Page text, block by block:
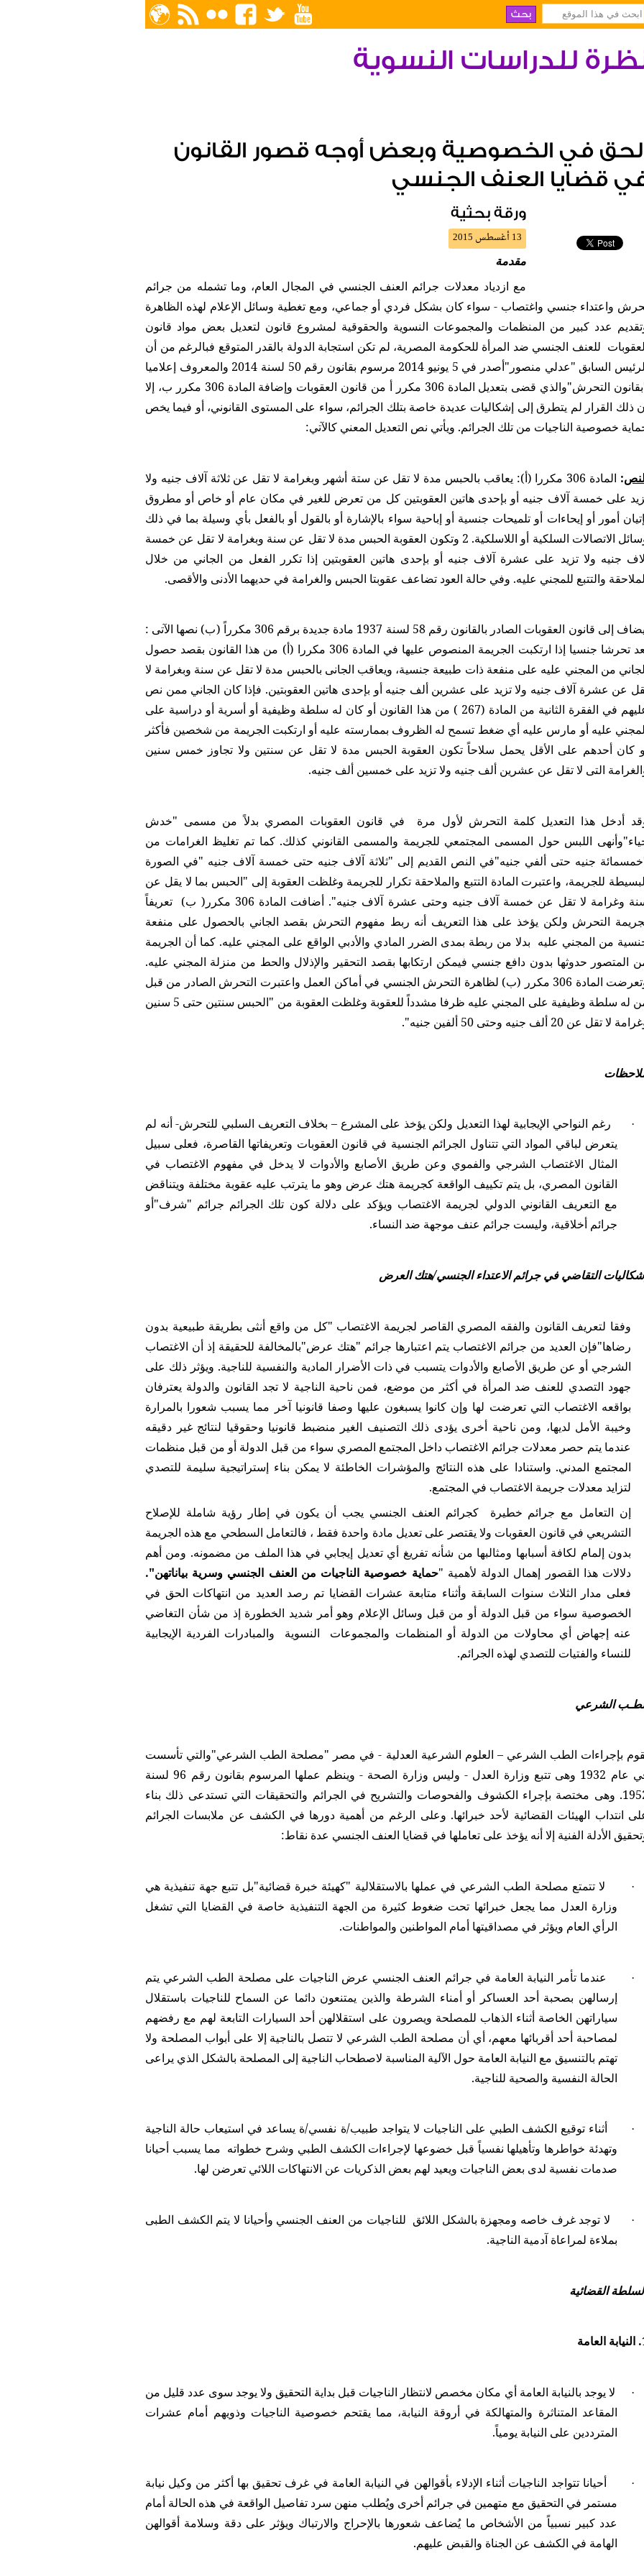
للدراسات النسوية
في الخصوصية وبعض أوجه قصور القانون
قضايا العنف الجنسي
ورقة بحثية
13 أغسطس 2015
مقدمة
مع ازدياد معدلات جرائم العنف الجنسي في المجال العام، وما تشمله من جرائم
واعتداء جنسي واغتصاب - سواء كان بشكل فردي أو جماعي، ومع تغطية وسائل الإعلام لهذه الظاهرة
عدد كبير من المنظمات والمجموعات النسوية والحقوقية لمشروع قانون لتعديل بعض مواد قانون
للعنف الجنسي ضد المرأة للحكومة المصرية، لم تكن استجابة الدولة بالقدر المتوقع فبالرغم من أن
الرئيس السابق "عدلي منصور"أصدر في 5 يونيو 2014 مرسوم بقانون رقم 50 لسنة 2014 والمعروف إعلاميا
"بقانون التحرش"والذي قضى بتعديل المادة 306 مكرر أ من قانون العقوبات وإضافة المادة 306 مكرر ب، إلا
ذلك القرار لم يتطرق إلى إشكاليات عديدة خاصة بتلك الجرائم، سواء على المستوى القانوني، أو فيما يخص
خصوصية الناجيات من تلك الجرائم. ويأتي نص التعديل المعني كالآتي:
:
المادة 306 مكررا (أ): يعاقب بالحبس مدة لا تقل عن ستة أشهر وبغرامة لا تقل عن ثلاثة آلاف جنيه ولا
على خمسة آلاف جنيه أو بإحدى هاتين العقوبتين كل من تعرض للغير في مكان عام أو خاص أو مطروق
أمور أو إيحاءات أو تلميحات جنسية أو إباحية سواء بالإشارة أو بالقول أو بالفعل بأي وسيلة بما في ذلك
وسائل الاتصالات السلكية أو اللاسلكية. 2 وتكون العقوبة الحبس مدة لا تقل عن سنة وبغرامة لا تقل عن خمسة
جنيه ولا تزيد على عشرة آلاف جنيه أو بإحدى هاتين العقوبتين إذا تكرر الفعل من الجاني من خلال
والتتبع للمجني عليه. وفي حالة العود تضاعف عقوبتا الحبس والغرامة في حديهما الأدنى والأقصى.
يضاف إلى قانون العقوبات الصادر بالقانون رقم 58 لسنة 1937 مادة جديدة برقم 306 مكرراً (ب) نصها الآتى :
يعد تحرشا جنسيا إذا ارتكبت الجريمة المنصوص عليها في المادة 306 مكررا (أ) من هذا القانون بقصد حصول
من المجني عليه على منفعة ذات طبيعة جنسية، ويعاقب الجانى بالحبس مدة لا تقل عن سنة وبغرامة لا
عن عشرة آلاف جنيه ولا تزيد على عشرين ألف جنيه أو بإحدى هاتين العقوبتين. فإذا كان الجاني ممن نص
عليهم في الفقرة الثانية من المادة (267 ) من هذا القانون أو كان له سلطة وظيفية أو أسرية أو دراسية على
عليه أو مارس عليه أي ضغط تسمح له الظروف بممارسته عليه أو ارتكبت الجريمة من شخصين فأكثر
كان أحدهم على الأقل يحمل سلاحاً تكون العقوبة الحبس مدة لا تقل عن سنتين ولا تجاوز خمس سنين
التى لا تقل عن عشرين ألف جنيه ولا تزيد على خمسين ألف جنيه.
أدخل هذا التعديل كلمة التحرش لأول مرة في قانون العقوبات المصري بدلاً من مسمى "خدش
اللبس حول المسمى المجتمعي للجريمة والمسمى القانوني كذلك. كما تم تغليظ الغرامات من
جنيه حتى ألفي جنيه"في النص القديم إلى "ثلاثة آلاف جنيه حتى خمسة آلاف جنيه "في الصورة
للجريمة، واعتبرت المادة التتبع والملاحقة تكرار للجريمة وغلظت العقوبة إلى "الحبس بما لا يقل عن
سنة وغرامة لا تقل عن خمسة آلاف جنيه وحتى عشرة آلاف جنيه". أضافت المادة 306 مكرر( ب) تعريفاً
التحرش ولكن يؤخذ على هذا التعريف أنه ربط مفهوم التحرش بقصد الجاني بالحصول على منفعة
من المجني عليه بدلا من ربطة بمدى الضرر المادي والأدبي الواقع على المجني عليه. كما أن الجريمة
المتصور حدوثها بدون دافع جنسي فيمكن ارتكابها بقصد التحقير والإذلال والحط من منزلة المجني عليه.
وتعرضت المادة 306 مكرر (ب) لظاهرة التحرش الجنسي في أماكن العمل واعتبرت التحرش الصادر من قبل
من له سلطة وظيفية على المجني عليه ظرفا مشدداً للعقوبة وغلظت العقوبة من "الحبس سنتين حتى 5 سنين
لا تقل عن 20 ألف جنيه وحتى 50 ألفين جنيه".
·
رغم النواحي الإيجابية لهذا التعديل ولكن يؤخذ على المشرع – بخلاف التعريف السلبي للتحرش- أنه لم
يتعرض لباقي المواد التي تتناول الجرائم الجنسية في قانون العقوبات وتعريفاتها القاصرة، فعلى سبيل
المثال الاغتصاب الشرجي والفموي وعن طريق الأصابع والأدوات لا يدخل في مفهوم الاغتصاب في
القانون المصري، بل يتم تكييف الواقعة كجريمة هتك عرض وهو ما يترتب عليه عقوبة مختلفة ويتناقض
مع التعريف القانوني الدولي لجريمة الاغتصاب ويؤكد على دلالة كون تلك الجرائم جرائم "شرف"أو
جرائم أخلاقية، وليست جرائم عنف موجهة ضد النساء.
التقاضي في جرائم الاعتداء الجنسي/هتك العرض
وفقا لتعريف القانون والفقه المصري القاصر لجريمة الاغتصاب "كل من واقع أنثى بطريقة طبيعية بدون
رضاها"فإن العديد من جرائم الاغتصاب يتم اعتبارها جرائم "هتك عرض"بالمخالفة للحقيقة إذ أن الاغتصاب
الشرجي أو عن طريق الأصابع والأدوات يتسبب في ذات الأضرار المادية والنفسية للناجية. ويؤثر ذلك على
جهود التصدي للعنف ضد المرأة في أكثر من موضع، فمن ناحية الناجية لا تجد القانون والدولة يعترفان
بواقعه الاغتصاب التي تعرضت لها وإن كانوا يسبغون عليها وصفا قانونيا آخر مما يسبب شعورا بالمرارة
وخيبة الأمل لديها، ومن ناحية أخرى يؤدى ذلك التصنيف الغير منضبط قانونيا وحقوقيا لنتائج غير دقيقه
عندما يتم حصر معدلات جرائم الاغتصاب داخل المجتمع المصري سواء من قبل الدولة أو من قبل منظمات
المجتمع المدني. واستنادا على هذه النتائج والمؤشرات الخاطئة لا يمكن بناء إستراتيجية سليمة للتصدي
لتزايد معدلات جريمة الاغتصاب في المجتمع.
إن التعامل مع جرائم خطيرة كجرائم العنف الجنسي يجب أن يكون في إطار رؤية شاملة للإصلاح
التشريعي في قانون العقوبات ولا يقتصر على تعديل مادة واحدة فقط ، فالتعامل السطحي مع هذه الجريمة
بدون إلمام لكافة أسبابها ومثالبها من شأنه تفريغ أي تعديل إيجابي في هذا الملف من مضمونه. ومن أهم
دلالات هذا القصور إهمال الدولة لأهمية "حماية خصوصية الناجيات من العنف الجنسي وسرية بياناتهن".
فعلى مدار الثلاث سنوات السابقة وأثناء متابعة عشرات القضايا تم رصد العديد من انتهاكات الحق في
الخصوصية سواء من قبل الدولة أو من قبل وسائل الإعلام وهو أمر شديد الخطورة إذ من شأن التغاضي
عنه إجهاض أي محاولات من الدولة أو المنظمات والمجموعات النسوية والمبادرات الفردية الإيجابية
للنساء والفتيات للتصدي لهذه الجرائم.
الشرعي
بإجراءات الطب الشرعي – العلوم الشرعية العدلية - في مصر "مصلحة الطب الشرعي"والتي تأسست
في عام 1932 وهى تتبع وزارة العدل - وليس وزارة الصحة - وينظم عملها المرسوم بقانون رقم 96 لسنة
1952. وهى مختصة بإجراء الكشوف والفحوصات والتشريح في الجرائم والتحقيقات التي تستدعى ذلك بناء
انتداب الهيئات القضائية لأحد خبرائها. وعلى الرغم من أهمية دورها في الكشف عن ملابسات الجرائم
الأدلة الفنية إلا أنه يؤخذ على تعاملها في قضايا العنف الجنسي عدة نقاط:
·
لا تتمتع مصلحة الطب الشرعي في عملها بالاستقلالية "كهيئة خبرة قضائية"بل تتبع جهة تنفيذية هي
وزارة العدل مما يجعل خبرائها تحت ضغوط كثيرة من الجهة التنفيذية خاصة في القضايا التي تشغل
الرأي العام ويؤثر في مصداقيتها أمام المواطنين والمواطنات.
·
عندما تأمر النيابة العامة في جرائم العنف الجنسي عرض الناجيات على مصلحة الطب الشرعي يتم
إرسالهن بصحبة أحد العساكر أو أمناء الشرطة والذين يمتنعون دائما عن السماح للناجيات باستقلال
سياراتهن الخاصة أثناء الذهاب للمصلحة ويصرون على استقلالهن أحد السيارات التابعة لهم مع رفضهم
لمصاحبة أحد أقربائها معهم، أي أن مصلحة الطب الشرعي لا تتصل بالناجية إلا على أبواب المصلحة ولا
تهتم بالتنسيق مع النيابة العامة حول الآلية المناسبة لاصطحاب الناجية إلى المصلحة بالشكل الذي يراعى
الحالة النفسية والصحية للناجية.
·
أثناء توقيع الكشف الطبي على الناجيات لا يتواجد طبيب/ة نفسي/ة يساعد في استيعاب حالة الناجية
وتهدئة خواطرها وتأهيلها نفسياً قبل خضوعها لإجراءات الكشف الطبي وشرح خطواته مما يسبب أحيانا
صدمات نفسية لدى بعض الناجيات ويعيد لهم بعض الذكريات عن الانتهاكات اللائي تعرضن لها.
·
لا توجد غرف خاصه ومجهزة بالشكل اللائق للناجيات من العنف الجنسي وأحيانا لا يتم الكشف الطبى
بملاءة لمراعاة آدمية الناجية.
القضائية
·
لا يوجد بالنيابة العامة أي مكان مخصص لانتظار الناجيات قبل بداية التحقيق ولا يوجد سوى عدد قليل من
المقاعد المتناثرة والمتهالكة في أروقة النيابة، مما يقتحم خصوصية الناجيات وذويهم أمام عشرات
المترددين على النيابة يومياً.
·
أحيانا تتواجد الناجيات أثناء الإدلاء بأقوالهن في النيابة العامة في غرف تحقيق بها أكثر من وكيل نيابة
مستمر في التحقيق مع متهمين في جرائم أخرى ويُطلب منهن سرد تفاصيل الواقعة في هذه الحالة أمام
عدد كبير نسبياً من الأشخاص ما يُضاعف شعورها بالإحراج والارتباك ويؤثر على دقة وسلامة أقوالهن
الهامة في الكشف عن الجناة والقبض عليهم.